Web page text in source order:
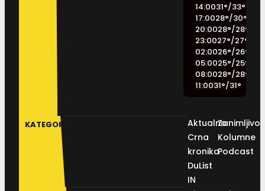
14:0031°/33°
17:0028°/30°
20:0028°/28°
23:0027°/27°
02:0026°/26°
05:0025°/25°
08:0028°/28°
11:0031°/31°
KATEGORIJE
Aktualno
Crna
kronika
DuList
IN
Kolumne
Podcast